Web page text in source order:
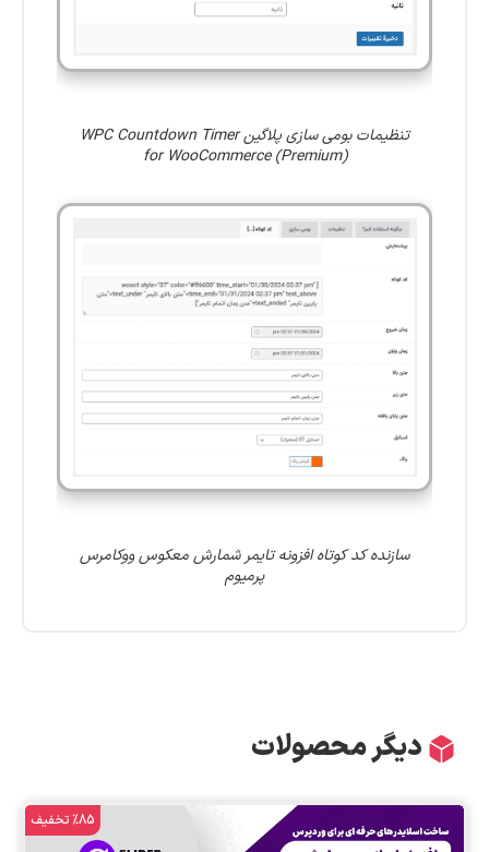
تنظیمات بومی سازی پلاگین WPC Countdown Timer
for WooCommerce (Premium)
سازنده کد کوتاه افزونه تایمر شمارش معکوس ووکامرس
پرمیوم
دیگر محصولات
%85 تخفیف